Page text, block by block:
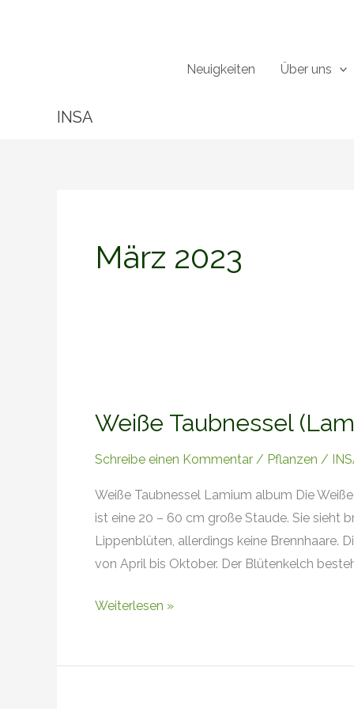
INSA
Neuigkeiten Über uns
März 2023
Weiße Taubnessel
Schreibe einen Kommentar / Pflanzen /
Weiße Taubnessel Lamium album Die
ist eine 20 – 60 cm große Staude. Sie sieht
Lippenblüten, allerdings keine Brennhaare.
von April bis Oktober. Der Blütenkelch
(Lamium
Weiterlesen »